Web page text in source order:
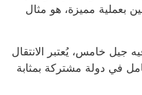
بعملية مميزة، هو مثال
فيه جيل خامس، يُعتبر الانتقال
في دولة مشتركة بمثابة